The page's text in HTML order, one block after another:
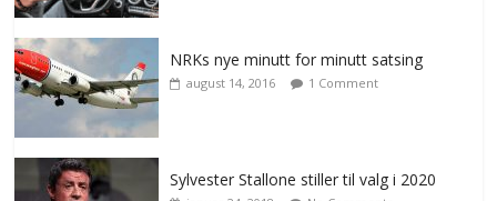
NRKs nye minutt for minutt satsing
august 14, 2016 1 Comment
Sylvester Stallone stiller til valg i 2020